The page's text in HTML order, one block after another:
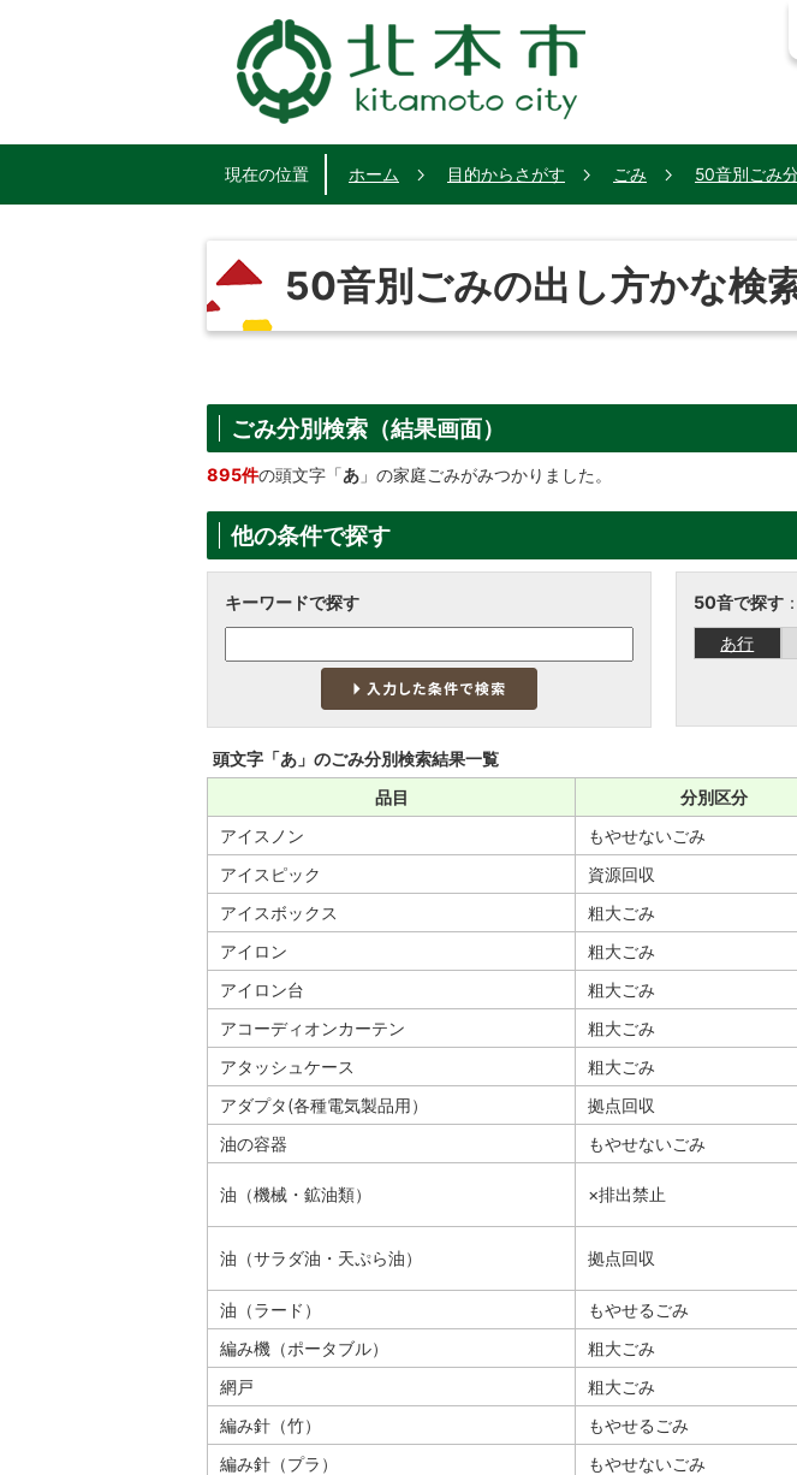
現在の位置 ホーム 目的からさがす ごみ 50音別ごみ
50音別ごみの出し方かな検
ごみ分別検索 （結果画面）
895件の頭文字「あ 」の家庭ごみがみつかりました。
他の条件で探す
キーワードで探す 50音で探す
あ行
頭文字「あ 」のごみ分別検索結果一覧
品目
分別区分
アイスノン
もやせないごみ
アイスピック
資源回収
アイスボックス
粗大ごみ
アイロン
粗大ごみ
アイロン台
粗大ごみ
アコーディオンカーテン
粗大ごみ
アタッシュケース
粗大ごみ
アダプタ(各種電気製品用）
拠点回収
油の容器
もやせないごみ
油（機械・鉱油類） ×排出禁止
油（サラダ油・天ぷら油） 拠点回収
油（ラード）
もやせるごみ
編み機（ポータブル）
粗大ごみ
網戸
粗大ごみ
編み針（竹）
もやせるごみ
編み針（プラ）
もやせないごみ